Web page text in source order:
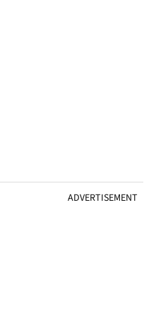
ADVERTISEMENT